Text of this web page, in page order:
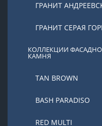
ГРАНИТ
ГРАНИТ СЕРАЯ
КОЛЛЕКЦИИ
КАМНЯ
TAN BROWN
BASH PARADISO
RED MULTI